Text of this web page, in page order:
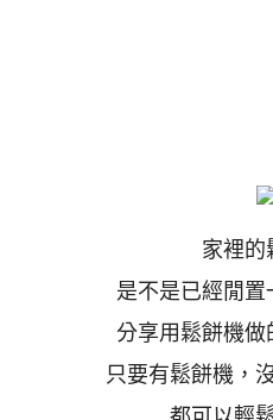
家裡的
是不是已經閒置
分享用鬆餅機做
只要有鬆餅機，